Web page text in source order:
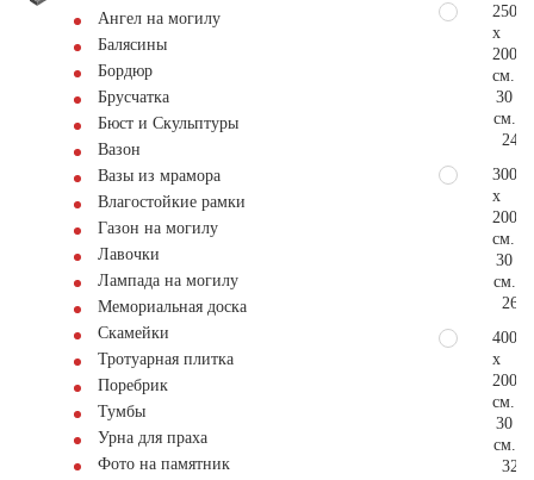
Ангел на могилу
Балясины
Бордюр
Брусчатка
Бюст и Скульптуры
Вазон
Вазы из мрамора
Влагостойкие рамки
Газон на могилу
Лавочки
Лампада на могилу
Мемориальная доска
Скамейки
Тротуарная плитка
Поребрик
Тумбы
Урна для праха
Фото на памятник
250
x
200
см.
30
см.
300
x
200
см.
30
см.
400
x
200
см.
30
см.